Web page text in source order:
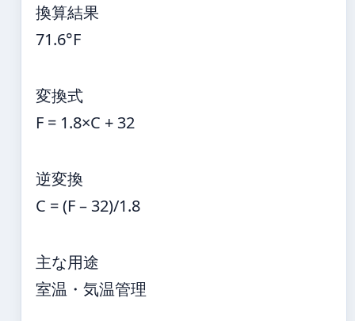
換算結果
71.6°F
変換式
F = 1.8×C + 32
逆変換
C = (F – 32)/1.8
主な用途
室温・気温管理